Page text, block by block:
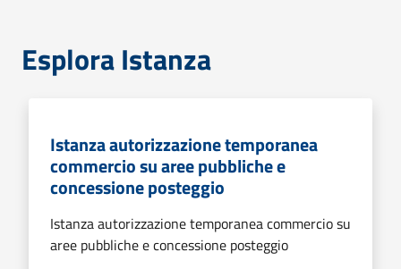
Esplora Istanza
Istanza autorizzazione temporanea
commercio su aree pubbliche e
concessione posteggio
Istanza autorizzazione temporanea commercio su
aree pubbliche e concessione posteggio